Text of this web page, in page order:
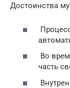
Достоинства
Во
часть